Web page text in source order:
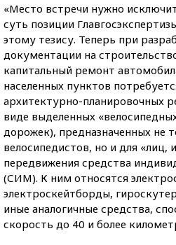
«Место встречи нужно
суть позиции
этому тезису. Теперь при
документации на
капитальный ремонт
населенных пунктов
архитектурно-планировочных
виде выделенных
дорожек), предназначенных не
велосипедистов, но и для
передвижения средства
(СИМ). К ним относятся
электроскейтборды,
иные аналогичные средства,
скорость до 40 и более